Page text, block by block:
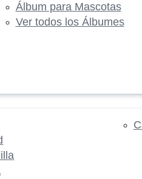
Álbum para Mascotas
Ver todos los Álbumes